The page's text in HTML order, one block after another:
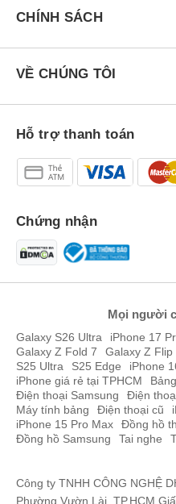
Cảm giác đeo Mi
Xiaomi Mi Watch sẽ mang
đồng hồ đeo tay bình thường
nhiều tính năng thông minh
sức khỏe dành cho bạn.
CHÍNH SÁCH
VỀ CHÚNG TÔI
Hỗ trợ thanh toán
Chứng nhận
Mọi người
Galaxy S26 Ultra iPhone 17
Galaxy Z Fold 7
Galaxy Z Flip
S25 Ultra
S25 Edge iPhone
iPhone giá rẻ tại TPHCM
Điện thoại Samsung
Điện
Máy tính bảng
Điện thoại cũ
iPhone 15 Pro Max
Đồng hồ
Đồng hồ Samsung
Tai nghe
Công ty TNHH CÔNG NGHỆ
Phường Vườn Lài, TP.HCM